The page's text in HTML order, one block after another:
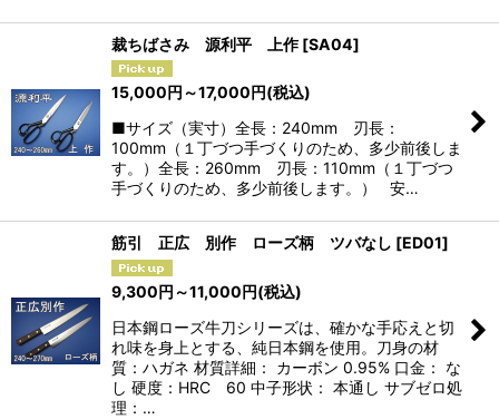
裁ちばさみ 源利平 上作 [SA04]
15,000円 ～17,000円(税込)
■サイズ（実寸）全長：240mm 刃長：
100mm（１丁づつ手づくりのため、多少前後しま
す。）全長：260mm 刃長：110mm（１丁づつ
手づくりのため、多少前後します。） 安…
筋引 正広 別作 ローズ柄 ツバなし [ED01]
9,300円 ～11,000円(税込)
日本鋼ローズ牛刀シリーズは、確かな手応えと切
れ味を身上とする、純日本鋼を使用。刀身の材
質：ハガネ 材質詳細： カーボン 0.95% 口金： な
し 硬度：HRC 60 中子形状： 本通し サブゼロ処
理：…